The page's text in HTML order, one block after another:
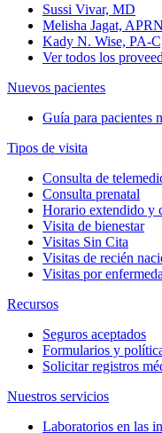
Sussi Vivar, MD
Melisha Jagat, APRN
Kady N. Wise, PA-
Ver todos los
Nuevos pacientes
Guía para pacientes
Tipos de visita
Consulta de
Consulta prenatal
Horario extendido y
Visita de bienestar
Visitas Sin Cita
Visitas de recién
Visitas por
Recursos
Seguros aceptados
Formularios y
Solicitar registros
Nuestros servicios
Laboratorios en las